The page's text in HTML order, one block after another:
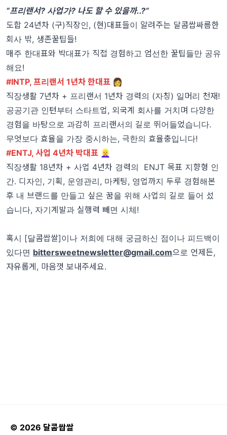
“프리랜서? 사업가? 나도 할 수 있을까..?”
도합 24년차 (구)직장인, (현)대표들이 알려주는 달콤쌉싸름한
회사 밖, 생존꿀팁들!
매주 한대표와 박대표가 직접 경험하고 엄선한 꿀팁들만 공유
해요!
#INTP, 프리랜서 1년차 한대표 👩
직장생활 7년차 + 프리랜서 1년차 경력의 (자칭) 일머리 천재!
공공기관 인턴부터 스타트업, 외국계 회사를 거치며 다양한
경험을 바탕으로 과감히 프리랜서의 길로 뛰어들었습니다.
무엇보다 효율을 가장 중시하는, 극한의 효율충입니다!
#ENTJ, 사업 4년차 박대표 👱‍♀️
직장생활 18년차 + 사업 4년차 경력의 ENJT 목표 지향형 인
간. 디자인, 기획, 운영관리, 마케팅, 영업까지 두루 경험해본
후 내 브랜드를 만들고 싶은 꿈을 위해 사업의 길로 들어 섰
습니다, 자기계발과 실행력 빼면 시체!
혹시 [달콤쌉쌀]이나 저희에 대해 궁금하신 점이나 피드백이
있다면 bittersweetnewsletter@gmail.com으로 언제든,
자유롭게, 마음껏 보내주세요.
© 2026 달콤쌉쌀